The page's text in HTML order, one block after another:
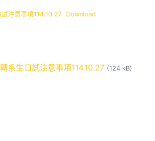
注意事項114.10.27 Download
系生口試注意事項114.10.27 (124 kB)